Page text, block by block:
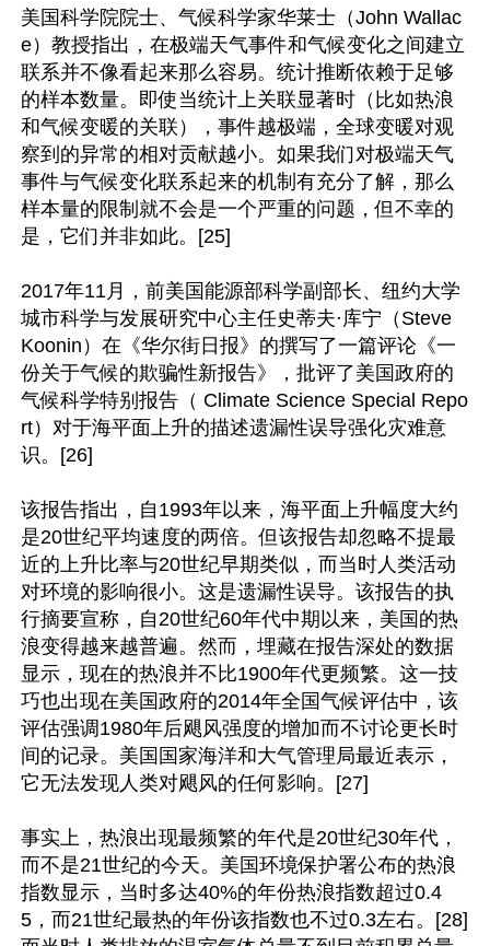
美国科学院院士、气候科学家华莱士（John Wallac
e）教授指出，在极端天气事件和气候变化之间建立
联系并不像看起来那么容易。统计推断依赖于足够
的样本数量。即使当统计上关联显著时（比如热浪
和气候变暖的关联），事件越极端，全球变暖对观
察到的异常的相对贡献越小。如果我们对极端天气
事件与气候变化联系起来的机制有充分了解，那么
样本量的限制就不会是一个严重的问题，但不幸的
是，它们并非如此。[25]
2017年11月，前美国能源部科学副部长、纽约大学
城市科学与发展研究中心主任史蒂夫·库宁（Steve
Koonin）在《华尔街日报》的撰写了一篇评论《一
份关于气候的欺骗性新报告》，批评了美国政府的
气候科学特别报告（ Climate Science Special Repo
rt）对于海平面上升的描述遗漏性误导强化灾难意
识。[26]
该报告指出，自1993年以来，海平面上升幅度大约
是20世纪平均速度的两倍。但该报告却忽略不提最
近的上升比率与20世纪早期类似，而当时人类活动
对环境的影响很小。这是遗漏性误导。该报告的执
行摘要宣称，自20世纪60年代中期以来，美国的热
浪变得越来越普遍。然而，埋藏在报告深处的数据
显示，现在的热浪并不比1900年代更频繁。这一技
巧也出现在美国政府的2014年全国气候评估中，该
评估强调1980年后飓风强度的增加而不讨论更长时
间的记录。美国国家海洋和大气管理局最近表示，
它无法发现人类对飓风的任何影响。[27]
事实上，热浪出现最频繁的年代是20世纪30年代，
而不是21世纪的今天。美国环境保护署公布的热浪
指数显示，当时多达40%的年份热浪指数超过0.4
5，而21世纪最热的年份该指数也不过0.3左右。[28]